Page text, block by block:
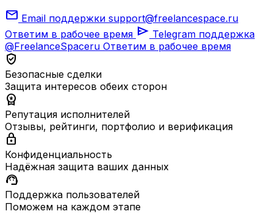
mail Email поддержки support@freelancespace.ru
Ответим в рабочее время send Telegram поддержка
@FreelanceSpaceru Ответим в рабочее время
verified_user
Безопасные сделки
Защита интересов обеих сторон
workspace_premium
Репутация исполнителей
Отзывы, рейтинги, портфолио и верификация
lock
Конфиденциальность
Надёжная защита ваших данных
support_agent
Поддержка пользователей
Поможем на каждом этапе